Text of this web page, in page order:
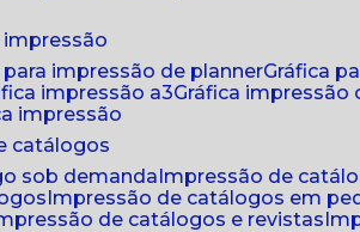
impressão
para impressão de planner
gráfica
impressão a3
gráfica
impressão
catálogos
sob demanda impressão de
impressão de catálogos em
de catálogos e revistas